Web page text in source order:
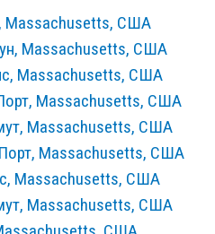
Massachusetts, США
Massachusetts, США
Massachusetts, США
Massachusetts, США
Massachusetts, США
Massachusetts, США
Massachusetts, США
Massachusetts, США